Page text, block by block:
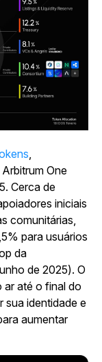
,
One
Cerca de
iniciais
comunitárias,
para usuários
da
de 2025). O
ar até o final do
sua identidade e
aumentar